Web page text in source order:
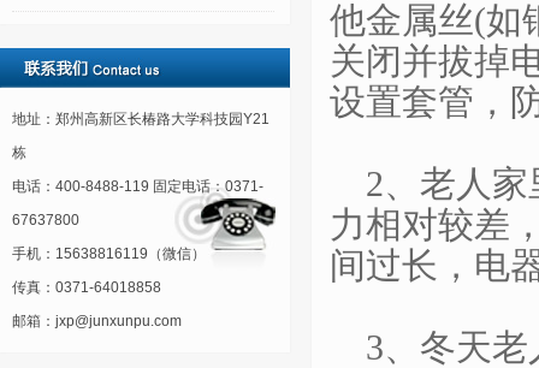
地址：郑州高新区长椿路大学科技园Y21
栋
电话：400-8488-119 固定电话：0371-
67637800
手机：15638816119（微信）
传真：0371-64018858
邮箱：jxp@junxunpu.com
他金属丝(如
关闭并拔掉
设置套管，
2、老人
力相对较差
间过长，电
3、冬天